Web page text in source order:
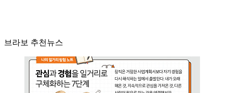
브라보 추천뉴스